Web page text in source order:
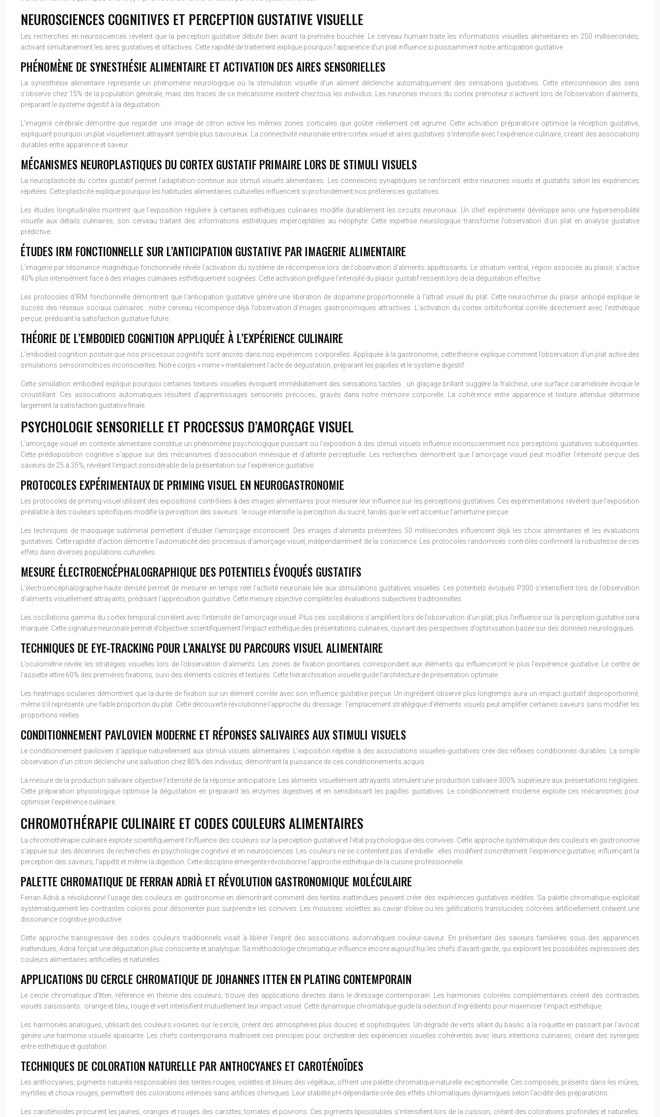
NEUROSCIENCES COGNITIVES ET PERCEPTION GUSTATIVE VISUELLE
Les recherches en neurosciences révèlent que la perception gustative débute bien avant la première bouchée. Le cerveau humain traite les informations visuelles alimentaires en 250 millisecondes,
activant simultanément les aires gustatives et olfactives. Cette rapidité de traitement explique pourquoi l’apparence d’un plat influence si puissamment notre anticipation gustative.
PHÉNOMÈNE DE SYNESTHÉSIE ALIMENTAIRE ET ACTIVATION DES AIRES SENSORIELLES
La synesthésie alimentaire représente un phénomène neurologique où la stimulation visuelle d’un aliment déclenche automatiquement des sensations gustatives. Cette interconnexion des sens
s’observe chez 15% de la population générale, mais des traces de ce mécanisme existent chez tous les individus. Les neurones miroirs du cortex prémoteur s’activent lors de l’observation d’aliments,
préparant le système digestif à la dégustation.
L’imagerie cérébrale démontre que regarder une image de citron active les mêmes zones corticales que goûter réellement cet agrume. Cette activation préparatoire optimise la réception gustative,
expliquant pourquoi un plat visuellement attrayant semble plus savoureux. La connectivité neuronale entre cortex visuel et aires gustatives s’intensifie avec l’expérience culinaire, créant des associations
durables entre apparence et saveur.
MÉCANISMES NEUROPLASTIQUES DU CORTEX GUSTATIF PRIMAIRE LORS DE STIMULI VISUELS
La neuroplasticité du cortex gustatif permet l’adaptation continue aux stimuli visuels alimentaires. Les connexions synaptiques se renforcent entre neurones visuels et gustatifs selon les expériences
répétées. Cette plasticité explique pourquoi les habitudes alimentaires culturelles influencent si profondément nos préférences gustatives.
Les études longitudinales montrent que l’exposition régulière à certaines esthétiques culinaires modifie durablement les circuits neuronaux. Un chef expérimenté développe ainsi une hypersensibilité
visuelle aux détails culinaires, son cerveau traitant des informations esthétiques imperceptibles au néophyte. Cette expertise neurologique transforme l’observation d’un plat en analyse gustative
prédictive.
ÉTUDES IRM FONCTIONNELLE SUR L’ANTICIPATION GUSTATIVE PAR IMAGERIE ALIMENTAIRE
L’imagerie par résonance magnétique fonctionnelle révèle l’activation du système de récompense lors de l’observation d’aliments appétissants. Le striatum ventral, région associée au plaisir, s’active
40% plus intensément face à des images culinaires esthétiquement soignées. Cette activation préfigure l’intensité du plaisir gustatif ressenti lors de la dégustation effective.
Les protocoles d’IRM fonctionnelle démontrent que l’anticipation gustative génère une libération de dopamine proportionnelle à l’attrait visuel du plat. Cette neurochimie du plaisir anticipé explique le
succès des réseaux sociaux culinaires : notre cerveau récompense déjà l’observation d’images gastronomiques attractives. L’activation du cortex orbitofrontal corrèle directement avec l’esthétique
perçue, prédisant la satisfaction gustative future.
THÉORIE DE L’EMBODIED COGNITION APPLIQUÉE À L’EXPÉRIENCE CULINAIRE
L’embodied cognition postule que nos processus cognitifs sont ancrés dans nos expériences corporelles. Appliquée à la gastronomie, cette théorie explique comment l’observation d’un plat active des
simulations sensorimotrices inconscientes. Notre corps « mime » mentalement l’acte de dégustation, préparant les papilles et le système digestif.
Cette simulation embodied explique pourquoi certaines textures visuelles évoquent immédiatement des sensations tactiles : un glaçage brillant suggère la fraîcheur, une surface caramélisée évoque le
croustillant. Ces associations automatiques résultent d’apprentissages sensoriels précoces, gravés dans notre mémoire corporelle. La cohérence entre apparence et texture attendue détermine
largement la satisfaction gustative finale.
PSYCHOLOGIE SENSORIELLE ET PROCESSUS D’AMORÇAGE VISUEL
L’amorçage visuel en contexte alimentaire constitue un phénomène psychologique puissant où l’exposition à des stimuli visuels influence inconsciemment nos perceptions gustatives subséquentes.
Cette prédisposition cognitive s’appuie sur des mécanismes d’association mnésique et d’attente perceptuelle. Les recherches démontrent que l’amorçage visuel peut modifier l’intensité perçue des
saveurs de 25 à 35%, révélant l’impact considérable de la présentation sur l’expérience gustative.
PROTOCOLES EXPÉRIMENTAUX DE PRIMING VISUEL EN NEUROGASTRONOMIE
Les protocoles de priming visuel utilisent des expositions contrôlées à des images alimentaires pour mesurer leur influence sur les perceptions gustatives. Ces expérimentations révèlent que l’exposition
préalable à des couleurs spécifiques modifie la perception des saveurs : le rouge intensifie la perception du sucré, tandis que le vert accentue l’amertume perçue.
Les techniques de masquage subliminal permettent d’étudier l’amorçage inconscient. Des images d’aliments présentées 50 millisecondes influencent déjà les choix alimentaires et les évaluations
gustatives. Cette rapidité d’action démontre l’automaticité des processus d’amorçage visuel, indépendamment de la conscience. Les protocoles randomisés contrôlés confirment la robustesse de ces
effets dans diverses populations culturelles.
MESURE ÉLECTROENCÉPHALOGRAPHIQUE DES POTENTIELS ÉVOQUÉS GUSTATIFS
L’électroencéphalographie haute densité permet de mesurer en temps réel l’activité neuronale liée aux stimulations gustatives visuelles. Les potentiels évoqués P300 s’intensifient lors de l’observation
d’aliments visuellement attrayants, prédisant l’appréciation gustative. Cette mesure objective complète les évaluations subjectives traditionnelles.
Les oscillations gamma du cortex temporal corrèlent avec l’intensité de l’amorçage visuel. Plus ces oscillations s’amplifient lors de l’observation d’un plat, plus l’influence sur la perception gustative sera
marquée. Cette signature neuronale permet d’objectiver scientifiquement l’impact esthétique des présentations culinaires, ouvrant des perspectives d’optimisation basée sur des données neurologiques.
TECHNIQUES DE EYE-TRACKING POUR L’ANALYSE DU PARCOURS VISUEL ALIMENTAIRE
L’oculométrie révèle les stratégies visuelles lors de l’observation d’aliments. Les zones de fixation prioritaires correspondent aux éléments qui influenceront le plus l’expérience gustative. Le centre de
l’assiette attire 60% des premières fixations, suivi des éléments colorés et texturés. Cette hiérarchisation visuelle guide l’architecture de présentation optimale.
Les heatmaps oculaires démontrent que la durée de fixation sur un élément corrèle avec son influence gustative perçue. Un ingrédient observé plus longtemps aura un impact gustatif disproportionné,
même s’il représente une faible proportion du plat. Cette découverte révolutionne l’approche du dressage : l’emplacement stratégique d’éléments visuels peut amplifier certaines saveurs sans modifier les
proportions réelles.
CONDITIONNEMENT PAVLOVIEN MODERNE ET RÉPONSES SALIVAIRES AUX STIMULI VISUELS
Le conditionnement pavlovien s’applique naturellement aux stimuli visuels alimentaires. L’exposition répétée à des associations visuelles-gustatives crée des réflexes conditionnés durables. La simple
observation d’un citron déclenche une salivation chez 85% des individus, démontrant la puissance de ces conditionnements acquis.
La mesure de la production salivaire objective l’intensité de la réponse anticipatoire. Les aliments visuellement attrayants stimulent une production salivaire 300% supérieure aux présentations négligées.
Cette préparation physiologique optimise la dégustation en préparant les enzymes digestives et en sensibilisant les papilles gustatives. Le conditionnement moderne exploite ces mécanismes pour
optimiser l’expérience culinaire.
CHROMOTHÉRAPIE CULINAIRE ET CODES COULEURS ALIMENTAIRES
La chromothérapie culinaire exploite scientifiquement l’influence des couleurs sur la perception gustative et l’état psychologique des convives. Cette approche systématique des couleurs en gastronomie
s’appuie sur des décennies de recherches en psychologie cognitive et en neurosciences. Les couleurs ne se contentent pas d’embellir : elles modifient concrètement l’expérience gustative, influençant la
perception des saveurs, l’appétit et même la digestion. Cette discipline émergente révolutionne l’approche esthétique de la cuisine professionnelle.
PALETTE CHROMATIQUE DE FERRAN ADRIÀ ET RÉVOLUTION GASTRONOMIQUE MOLÉCULAIRE
Ferran Adrià a révolutionné l’usage des couleurs en gastronomie en démontrant comment des teintes inattendues peuvent créer des expériences gustatives inédites. Sa palette chromatique exploitait
systématiquement les contrastes colorés pour désorienter puis surprendre les convives. Les mousses violettes au caviar d’olive ou les gélifications translucides colorées artificiellement créaient une
dissonance cognitive productive.
Cette approche transgressive des codes couleurs traditionnels visait à libérer l’esprit des associations automatiques couleur-saveur. En présentant des saveurs familières sous des apparences
inattendues, Adrià forçait une dégustation plus consciente et analytique. Sa méthodologie chromatique influence encore aujourd’hui les chefs d’avant-garde, qui explorent les possibilités expressives des
couleurs alimentaires artificielles et naturelles.
APPLICATIONS DU CERCLE CHROMATIQUE DE JOHANNES ITTEN EN PLATING CONTEMPORAIN
Le cercle chromatique d’Itten, référence en théorie des couleurs, trouve des applications directes dans le dressage contemporain. Les harmonies colorées complémentaires créent des contrastes
visuels saisissants : orange et bleu, rouge et vert intensifient mutuellement leur impact visuel. Cette dynamique chromatique guide la sélection d’ingrédients pour maximiser l’impact esthétique.
Les harmonies analogues, utilisant des couleurs voisines sur le cercle, créent des atmosphères plus douces et sophistiquées. Un dégradé de verts allant du basilic à la roquette en passant par l’avocat
génère une harmonie visuelle apaisante. Les chefs contemporains maîtrisent ces principes pour orchestrer des expériences visuelles cohérentes avec leurs intentions culinaires, créant des synergies
entre esthétique et gustation.
TECHNIQUES DE COLORATION NATURELLE PAR ANTHOCYANES ET CAROTÉNOÏDES
Les anthocyanes, pigments naturels responsables des teintes rouges, violettes et bleues des végétaux, offrent une palette chromatique naturelle exceptionnelle. Ces composés, présents dans les mûres,
myrtilles et choux rouges, permettent des colorations intenses sans artifices chimiques. Leur stabilité pH-dépendante crée des effets chromatiques dynamiques selon l’acidité des préparations.
Les caroténoïdes procurent les jaunes, oranges et rouges des carottes, tomates et poivrons. Ces pigments liposolubles s’intensifient lors de la cuisson, créant des colorations profondes et naturelles.